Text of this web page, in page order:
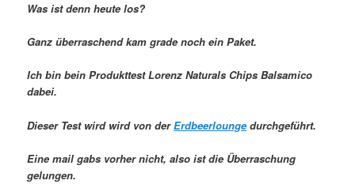
Was ist denn heute los?
Ganz überraschend kam grade noch ein Paket.
Ich bin bein Produkttest Lorenz Naturals Chips Balsamico
dabei.
Dieser Test wird wird von derErdbeerloungedurchgeführt.
Eine mail gabs vorher nicht, also ist die Überraschung
gelungen.